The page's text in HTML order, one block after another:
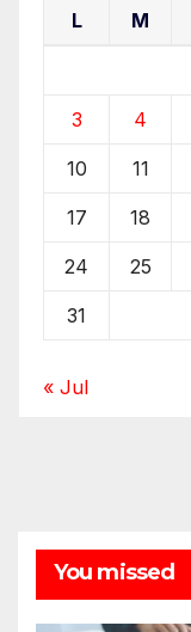
L M
3 4
10 11
17 18
24 25
31
« Jul
You missed